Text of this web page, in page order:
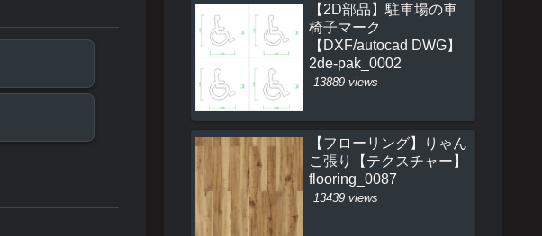
【2D部品】駐車場の車
椅子マーク
【DXF/autocad DWG】
2de-pak_0002
13889 views
【フローリング】りゃん
こ張り【テクスチャー】
flooring_0087
13439 views